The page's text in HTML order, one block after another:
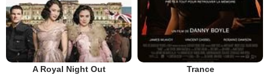
A Royal Night Out Trance